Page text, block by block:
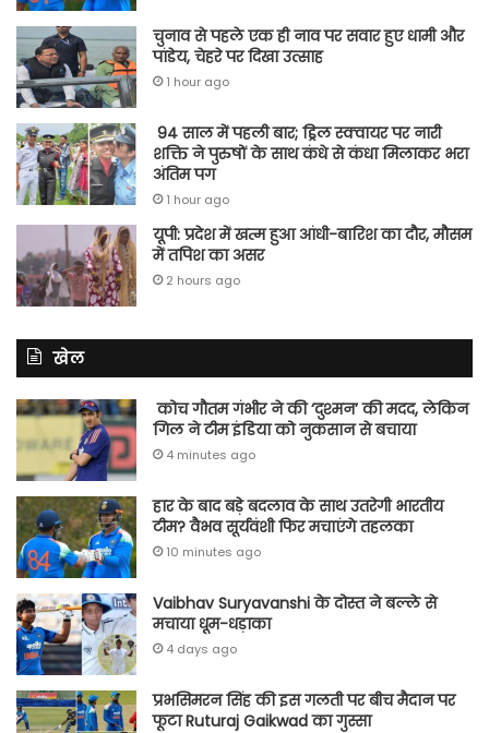
चुनाव से पहले एक ही नाव पर सवार हुए धामी और
पांडेय, चेहरे पर दिखा उत्साह
1 hour ago
94 साल में पहली बार; ड्रिल स्क्वायर पर नारी
शक्ति ने पुरुषों के साथ कंधे से कंधा मिलाकर भरा
अंतिम पग
1 hour ago
यूपी: प्रदेश में खत्म हुआ आंधी-बारिश का दौर, मौसम
में तपिश का असर
2 hours ago
खेल
कोच गौतम गंभीर ने की ‘दुश्मन’ की मदद, लेकिन
गिल ने टीम इंडिया को नुकसान से बचाया
4 minutes ago
हार के बाद बड़े बदलाव के साथ उतरेगी भारतीय
टीम? वैभव सूर्यवंशी फिर मचाएंगे तहलका
10 minutes ago
Vaibhav Suryavanshi के दोस्त ने बल्ले से
मचाया धूम-धड़ाका
4 days ago
प्रभसिमरन सिंह की इस गलती पर बीच मैदान पर
फूटा Ruturaj Gaikwad का गुस्सा